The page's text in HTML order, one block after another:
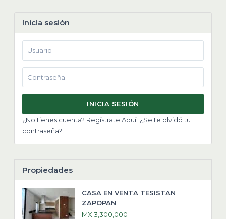
Inicia sesión
INICIA SESIÓN
¿No tienes cuenta? Regístrate Aquí! ¿Se te olvidó tu
contraseña?
Propiedades
CASA EN VENTA TESISTAN
ZAPOPAN
MX 3,300,000